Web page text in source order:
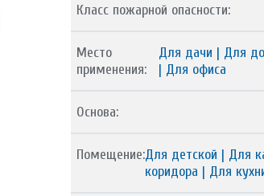
Класс пожарной опасности:
Место
применения:
Для дачи | Для
| Для офиса
Основа:
Помещение:Для детской | Для
коридора | Для